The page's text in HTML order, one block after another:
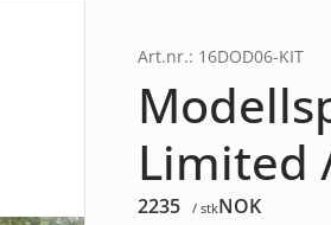
Art.nr.: 16DOD06-KIT
Limited
2235 / stkNOK